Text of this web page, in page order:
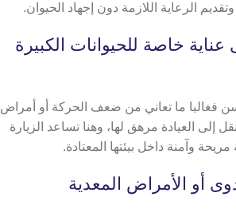
الرعاية اللازمة دون إجهاد الحيوان.
عناية خاصة للحيوانات الكبيرة
فغالبا ما تعاني من ضعف الحركة أو أمراض
إلى العيادة مرهق لها، وهنا تساعد الزيارة
وآمنة داخل بيئتها المعتادة.